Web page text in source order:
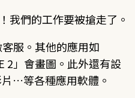
我們的工作要被搶走了。
服。其他的應用如
2」會畫圖。此外還有設
…等各種應用軟體。